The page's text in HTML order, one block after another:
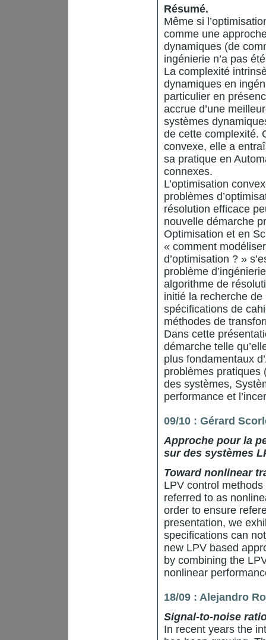
Résumé.
Même si
comme une
dynamiques (de
ingénierie n’a pas
La complexité
dynamiques en
particulier en
accrue d’une
systèmes
de cette complexité.
convexe, elle a
sa pratique en
connexes.
L’optimisation
problèmes
résolution efficace
nouvelle démarche
Optimisation et en
« comment
d’optimisation ? »
problème
algorithme de
initié la recherche
spécifications de
méthodes de
Dans cette
démarche telle
plus fondamentaux
problèmes pratiques
des systèmes,
performance et
09/10 : Gérard
Approche pour la
sur des systèmes
Toward nonlinear
LPV control
referred to as
order to ensure
presentation, we
specifications can
new LPV based
by combining the
nonlinear
18/09 : Alejandro
Signal-to-noise
In recent years the